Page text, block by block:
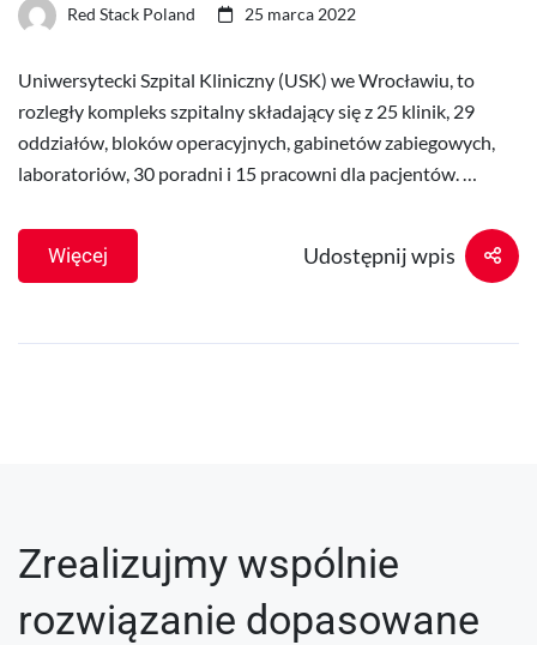
Red Stack Poland 25 marca 2022
Uniwersytecki Szpital Kliniczny (USK) we Wrocławiu, to
rozległy kompleks szpitalny składający się z 25 klinik, 29
oddziałów, bloków operacyjnych, gabinetów zabiegowych,
laboratoriów, 30 poradni i 15 pracowni dla pacjentów. …
Więcej Udostępnij wpis
Zrealizujmy wspólnie
rozwiązanie dopasowane